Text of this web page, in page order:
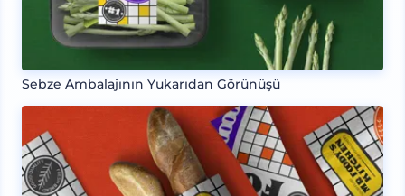
Sebze Ambalajının Yukarıdan Görünüşü